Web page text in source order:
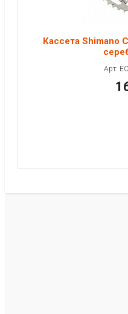
Кассета Shimano
Арт: